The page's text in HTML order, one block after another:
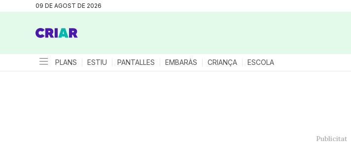
09 DE AGOST DE 2026
PLANS ESTIU PANTALLES EMBARÀS CRIANÇA ESCOLA